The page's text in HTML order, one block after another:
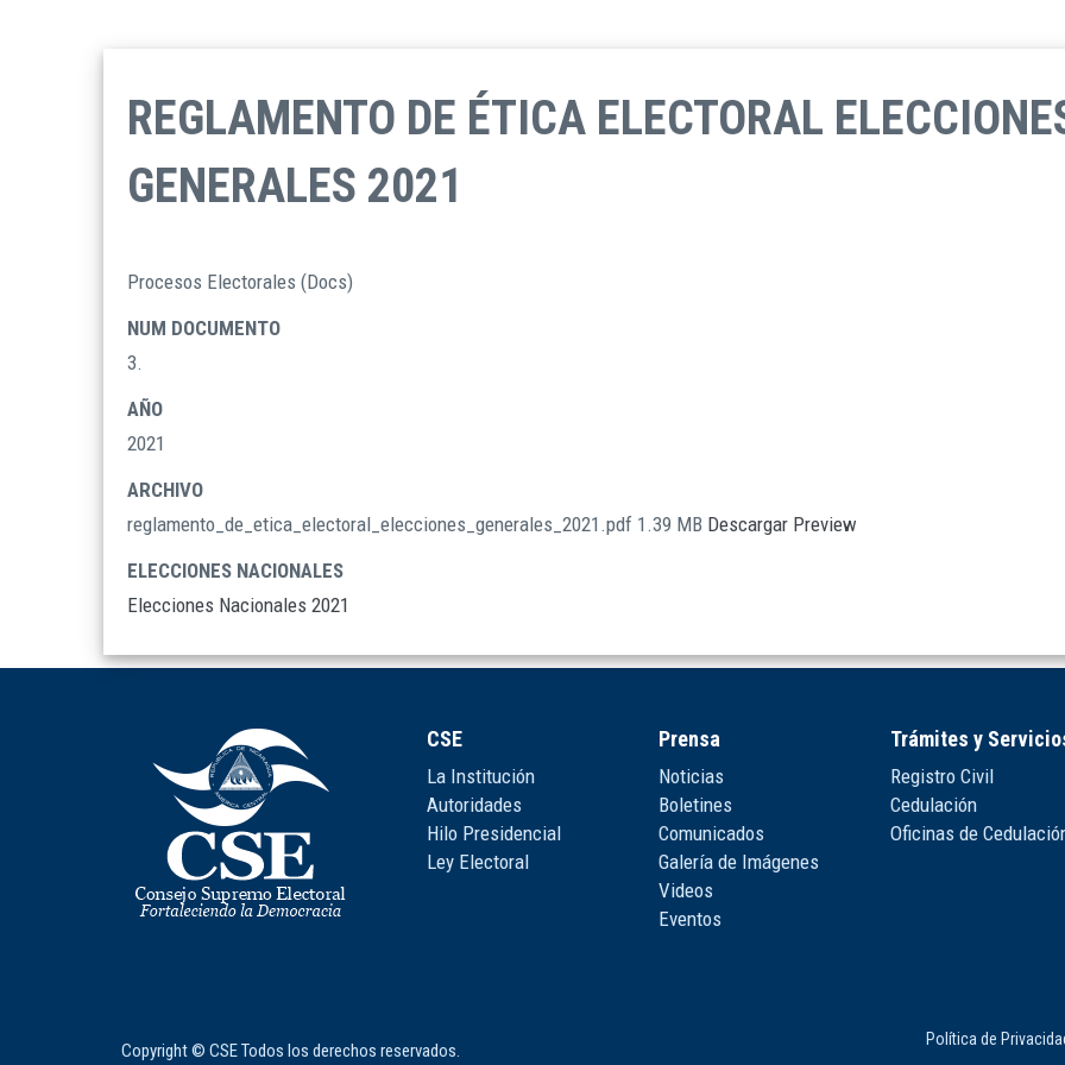
REGLAMENTO DE ÉTICA ELECTORAL
GENERALES 2021
DOCUMENTOS
Procesos Electorales (Docs)
NUM DOCUMENTO
3.
AÑO
2021
ARCHIVO
reglamento_de_etica_electoral_elecciones_generales_2021.pdf 1.39 MB Descargar Preview
ELECCIONES NACIONALES
Elecciones Nacionales 2021
CSE
La Institución
Autoridades
Hilo Presidencial
Ley Electoral
Prensa
Noticias
Boletines
Comunicados
Galería de Imágenes
Videos
Eventos
Trámites y
Registro Civil
Cedulación
Oficinas de
Copyright © CSE Todos los derechos reservados.
Política de